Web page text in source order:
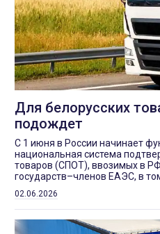
Для белорусских
подождет
С 1 июня в России начинает
национальная система
товаров (СПОТ), ввозимых в
государств–членов ЕАЭС, в
02.06.2026